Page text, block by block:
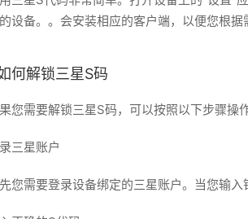
设备。。会安装相应的客户端，以便您根据
何解锁三星S码
您需要解锁三星S码，可以按照以下步骤操作
三星账户
您需要登录设备绑定的三星账户。当您输入